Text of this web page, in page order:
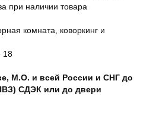
при наличии товара
комната, коворкинг и
18
М.О. и всей России и СНГ до
СДЭК или до двери